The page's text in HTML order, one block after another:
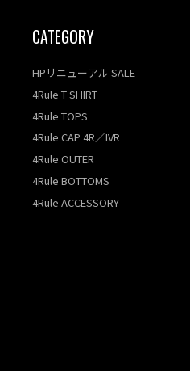
CATEGORY
HPリニューアル SALE
4Rule T SHIRT
4Rule TOPS
4Rule CAP 4R／IVR
4Rule OUTER
4Rule BOTTOMS
4Rule ACCESSORY